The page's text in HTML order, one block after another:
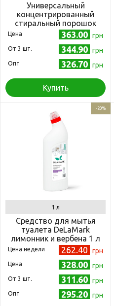
Универсальный
концентрированный
стиральный порошок
DeLaMark с ароматом
апероля 1 кг
Цена 363.00 грн
Oт 3 шт. 344.90 грн
Опт 326.70 грн
Купить
-20%
1 л
Средство для мытья
туалета DeLaMark
лимонник и вербена 1 л
Цена недели 262.40 грн
Цена 328.00 грн
Oт 3 шт. 311.60 грн
Опт 295.20 грн